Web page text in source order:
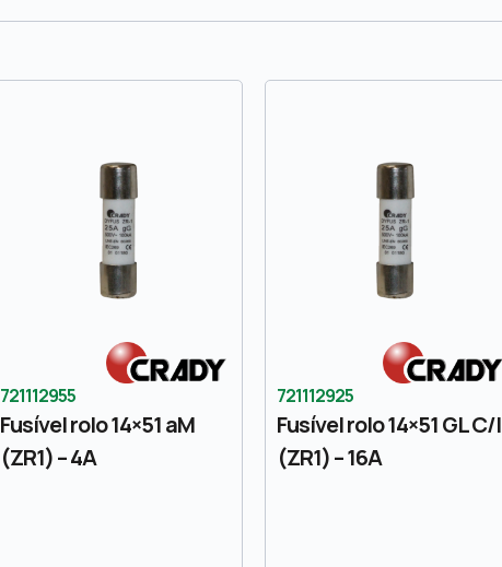
721112955
Fusível rolo 14×51 aM
(ZR1) – 4A
721112925
Fusível rolo 14×51 GL C/I
(ZR1) – 16A